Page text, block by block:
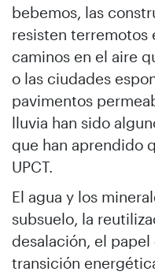
bebemos, las
resisten terremotos
caminos en el aire
o las ciudades
pavimentos
lluvia han sido
que han aprendido
UPCT.
El agua y los
subsuelo, la
desalación, el
transición